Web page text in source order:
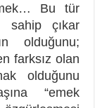
Bu tür
sahip çıkar
olduğunu;
farksız olan
olduğunu
“emek